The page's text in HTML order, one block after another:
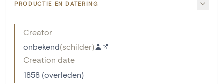
PRODUCTIE EN DATERING
Creator
onbekend(schilder)
Creation date
1858 (overleden)